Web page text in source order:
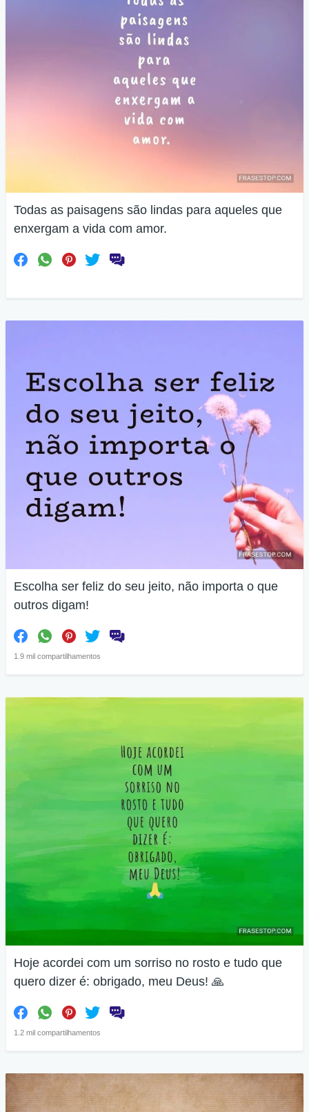
Todas as paisagens são lindas para aqueles que
enxergam a vida com amor.
Escolha ser feliz do seu jeito, não importa o que
outros digam!
1.9 mil compartilhamentos
Hoje acordei com um sorriso no rosto e tudo que
quero dizer é: obrigado, meu Deus! 🙏
1.2 mil compartilhamentos